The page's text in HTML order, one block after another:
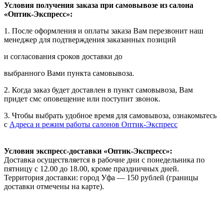
Условия получения заказа при самовывозе из салона
«Оптик-Экспресс»:
1. После оформления и оплаты заказа Вам перезвонит наш
менеджер для подтверждения заказанных позиций
и согласования сроков доставки до
выбранного Вами пункта самовывоза.
2. Когда заказ будет доставлен в пункт самовывоза, Вам
придет смс оповещение или поступит звонок.
3. Чтобы выбрать удобное время для самовывоза, ознакомьтесь
с Адреса и режим работы салонов Оптик-Экспресс
Условия экспресс-доставки «Оптик-Экспресс»:
Доставка осуществляется в рабочие дни с понедельника по
пятницу с 12.00 до 18.00, кроме праздничных дней.
Территория доставки: город Уфа — 150 рублей (границы
доставки отмечены на карте).